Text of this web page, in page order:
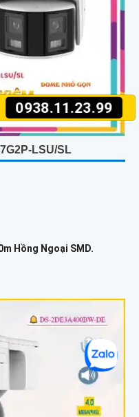
0938.11.23.99
LSU/SL
Hồng Ngoại SMD.